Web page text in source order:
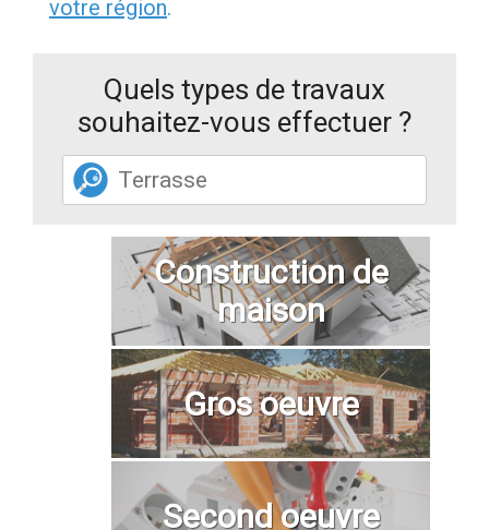
votre région.
Quels types de travaux
souhaitez-vous effectuer ?
Construction de
maison
Gros oeuvre
Second oeuvre